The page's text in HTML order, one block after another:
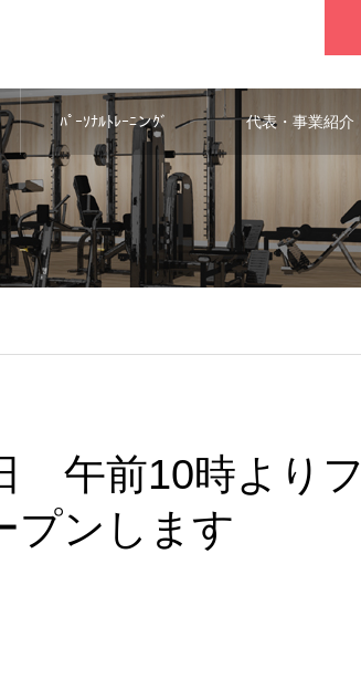
ﾊﾟｰｿﾅﾙﾄﾚｰﾆンｸﾞ 代表・事業紹介
午前10時より
プンします